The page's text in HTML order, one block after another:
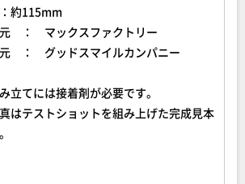
約115mm
： マックスファクトリー
： グッドスマイルカンパニー
立てには接着剤が必要です。
はテストショットを組み上げた完成見本